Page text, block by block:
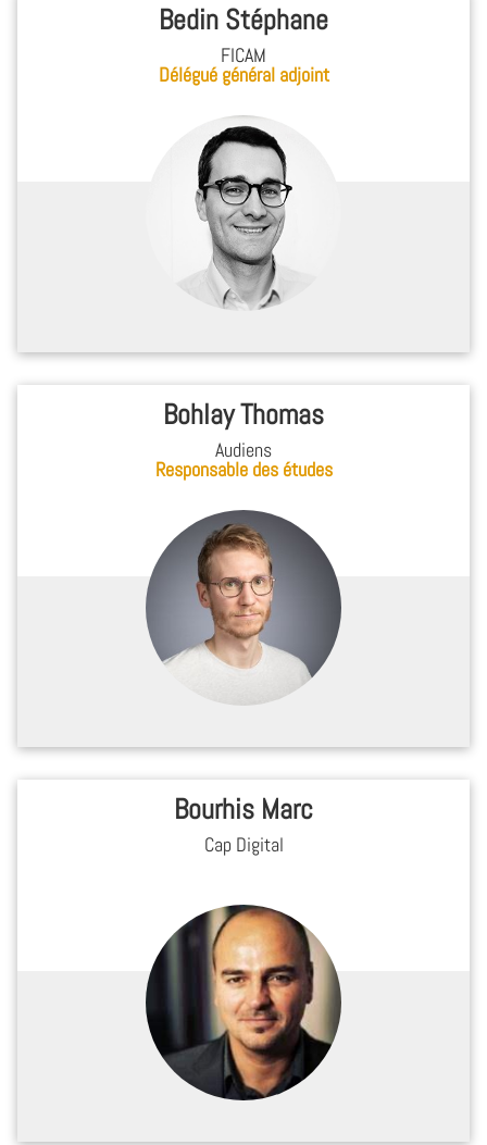
Bedin Stéphane
FICAM
Délégué général adjoint
Bohlay Thomas
Audiens
Responsable des études
Bourhis Marc
Cap Digital